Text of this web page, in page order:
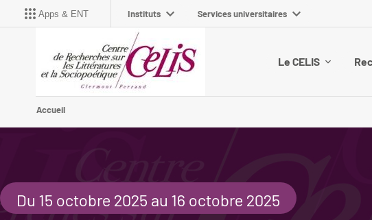
Apps & ENT Instituts Services universitaires
Le CELIS
Accueil
Du 15 octobre 2025 au 16 octobre 2025